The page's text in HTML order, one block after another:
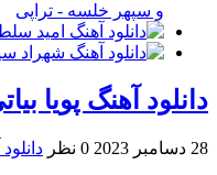
و سپهر خلسه - تراپی
دانلود آهنگ پویا
28 دسامبر 2023 0 نظر